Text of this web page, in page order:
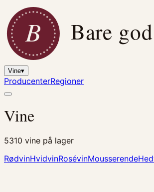
B Bare
Vine▾
ProducenterRegioner
Vine
5310 vine på lager
RødvinHvidvinRosévinMousserende